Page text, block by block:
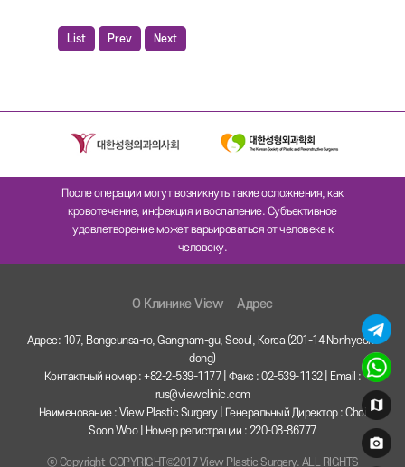
List Prev Next
После операции могут возникнуть такие осложнения, как
кровотечение, инфекция и воспаление. Субъективное
удовлетворение может варьироваться от человека к
человеку.
O Клинике View Адрес
Адрес: 107, Bongeunsa-ro, Gangnam-gu, Seoul, Korea (201-14 Nonhyeon-
dong)
Контактный номер : +82-2-539-1177 | Факс : 02-539-1132 | Email :
rus@viewclinic.com
Наименование : View Plastic Surgery | Генеральный Директор : Choi
Soon Woo | Номер регистрации : 220-08-86777
ⓒ Copyright COPYRIGHT©2017 View Plastic Surgery. ALL RIGHTS